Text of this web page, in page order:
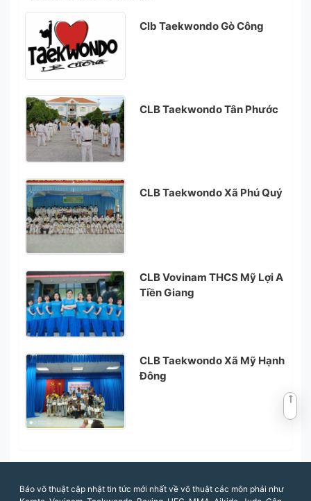
Clb Taekwondo Gò Công
CLB Taekwondo Tân Phước
CLB Taekwondo Xã Phú Quý
CLB Vovinam THCS Mỹ Lợi A
Tiền Giang
CLB Taekwondo Xã Mỹ Hạnh
Đông
Báo võ thuật cập nhật tin tức mới nhất về võ thuật các môn phái như